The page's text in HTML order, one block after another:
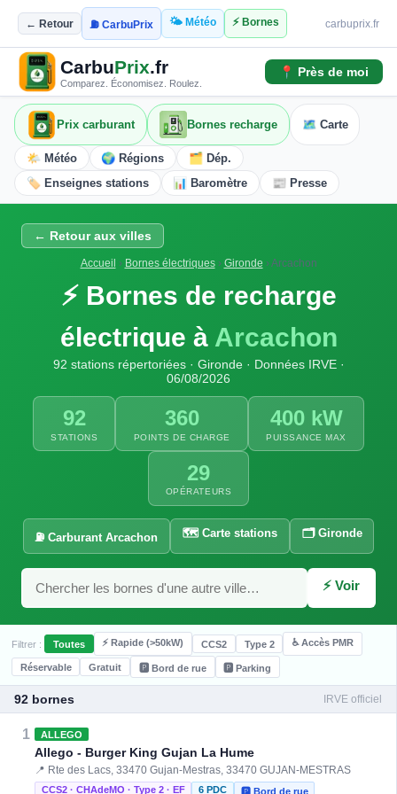
← Retour ⛽ CarbuPrix 🌤️ Météo ⚡ Bornes carbuprix.fr
CarbuPrix.fr
Comparez. Économisez. Roulez.
📍 Près de moi
Prix carburant Bornes recharge 🗺️ Carte
🌤️ Météo 🌍 Régions
🗂️ Dép.
🏷️ Enseignes stations
📊 Baromètre 📰 Presse
← Retour aux villes
Accueil › Bornes électriques› Gironde ›Arcachon
⚡ Bornes de recharge
électrique à Arcachon
92 stations répertoriées · Gironde · Données IRVE ·
06/08/2026
92
STATIONS
360
POINTS DE CHARGE
400 kW
PUISSANCE MAX
29
OPÉRATEURS
⛽ Carburant Arcachon 🗺️ Carte stations 🗂️ Gironde
⚡ Voir
Filtrer : Toutes ⚡ Rapide (>50kW) CCS2 Type 2 ♿ Accès PMR
Réservable Gratuit 🅿️ Bord de rue 🅿️ Parking
92 bornes IRVE officiel
1 ALLEGO
Allego - Burger King Gujan La Hume
📍 Rte des Lacs, 33470 Gujan-Mestras, 33470 GUJAN-MESTRAS
CCS2 · CHAdeMO · Type 2 · EF 6 PDC
🅿️ Bord de rue